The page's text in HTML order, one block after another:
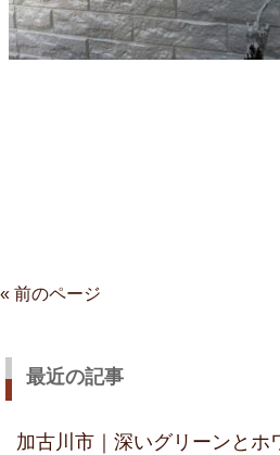
« 前のページ
最近の記事
加古川市｜深いグリーンとホ